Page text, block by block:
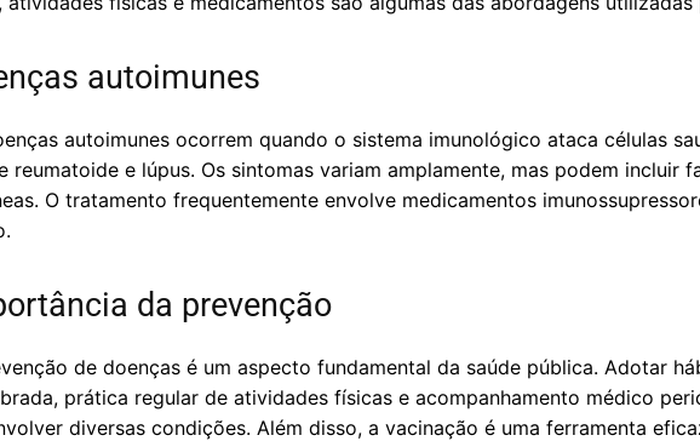
autoimunes
autoimunes ocorrem quando o sistema imunológico ataca células
reumatoide e lúpus. Os sintomas variam amplamente, mas podem incluir
O tratamento frequentemente envolve medicamentos
da prevenção
de doenças é um aspecto fundamental da saúde pública. Adotar
prática regular de atividades físicas e acompanhamento médico
diversas condições. Além disso, a vacinação é uma ferramenta